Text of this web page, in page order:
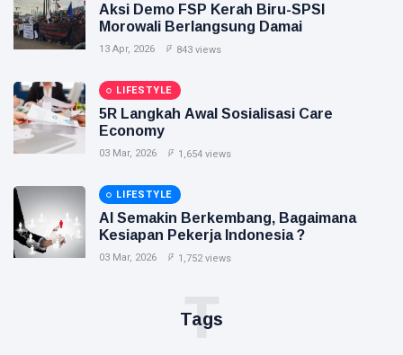
Aksi Demo FSP Kerah Biru-SPSI
Morowali Berlangsung Damai
13 Apr, 2026 843 views
LIFESTYLE
5R Langkah Awal Sosialisasi Care
Economy
03 Mar, 2026 1,654 views
LIFESTYLE
AI Semakin Berkembang, Bagaimana
Kesiapan Pekerja Indonesia ?
03 Mar, 2026 1,752 views
Tags
T